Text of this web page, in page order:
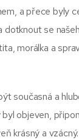
a přece byly
se
morálka a
současná a
objeven,
krásný a vzácný.